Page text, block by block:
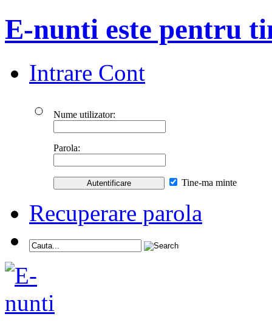
E-nunti este pentru
Intrare Cont
Nume utilizator:
Parola:
Tine-ma minte
Recuperare parola